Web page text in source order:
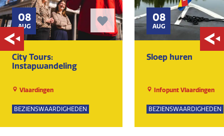
08
AUG
City Tours:
Instapwandeling
Vlaardingen
BEZIENSWAARDIGHEDEN
08
AUG
Sloep huren
Infopunt Vlaardingen
BEZIENSWAARDIGHEDEN